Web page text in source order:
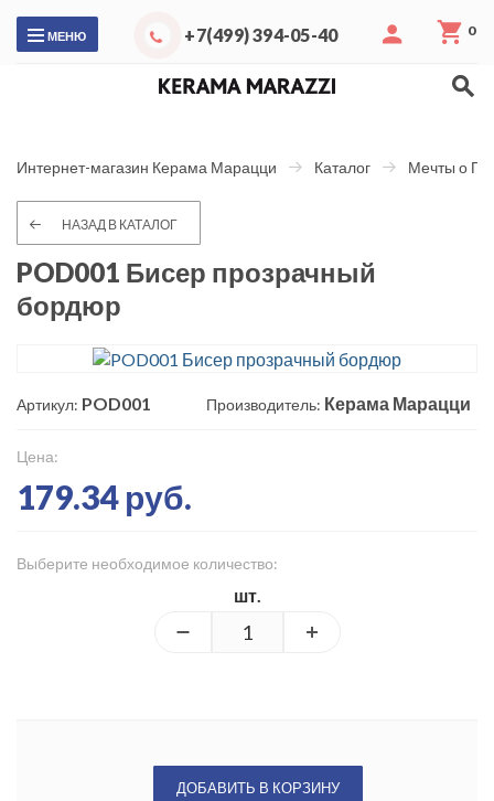
МЕНЮ +7(499) 394-05-40 0
Интернет-магазин Керама Марацци Каталог Мечты о
НАЗАД В КАТАЛОГ
POD001 Бисер прозрачный
бордюр
Артикул: POD001 Производитель: Керама Марацци
Цена:
179.34 руб.
Выберите необходимое количество:
шт.
ДОБАВИТЬ В КОРЗИНУ